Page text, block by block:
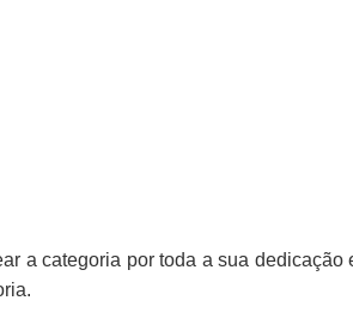
a categoria por toda a sua